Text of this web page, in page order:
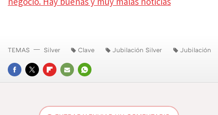
FACEBOOK
TWITTERFLIPBOARD
E-
WHATSAPP
TEMAS Silver Clave Jubilación Silver Jubilación